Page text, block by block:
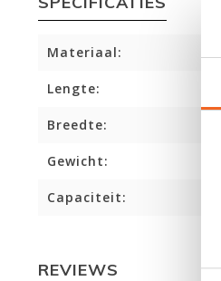
Materiaal:
Lengte:
Breedte:
Gewicht:
Capaciteit:
REVIEWS